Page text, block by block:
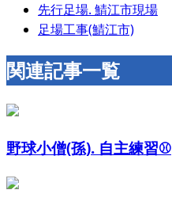
先行足場. 鯖江市現場
足場工事(鯖江市)
関連記事一覧
野球小僧(孫). 自主練習⚾️